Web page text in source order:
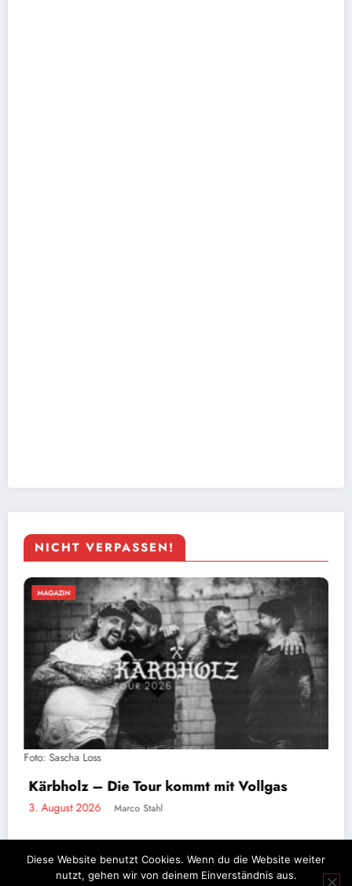
NICHT VERPASSEN!
MAGAZIN
größten Rammstein-Tribute-Band der
2. August 2026
Diese Website benutzt Cookies. Wenn du die Website weiter
nutzt, gehen wir von deinem Einverständnis aus.